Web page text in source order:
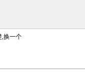
,换一个